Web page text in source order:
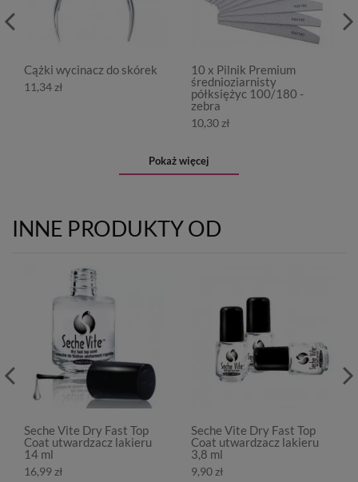
Cążki wycinacz do skórek
11,34 zł
10 x Pilnik Premium
średnioziarnisty
półksiężyc 100/180 -
zebra
10,30 zł
Pokaż więcej
INNE PRODUKTY OD
Seche Vite Dry Fast Top
Coat utwardzacz lakieru
14 ml
16,99 zł
Seche Vite Dry Fast Top
Coat utwardzacz lakieru
3,8 ml
9,90 zł